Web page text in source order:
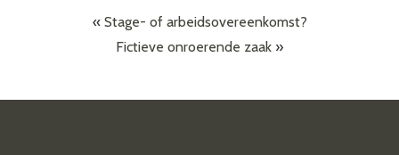
« Stage- of arbeidsovereenkomst?
Fictieve onroerende zaak »